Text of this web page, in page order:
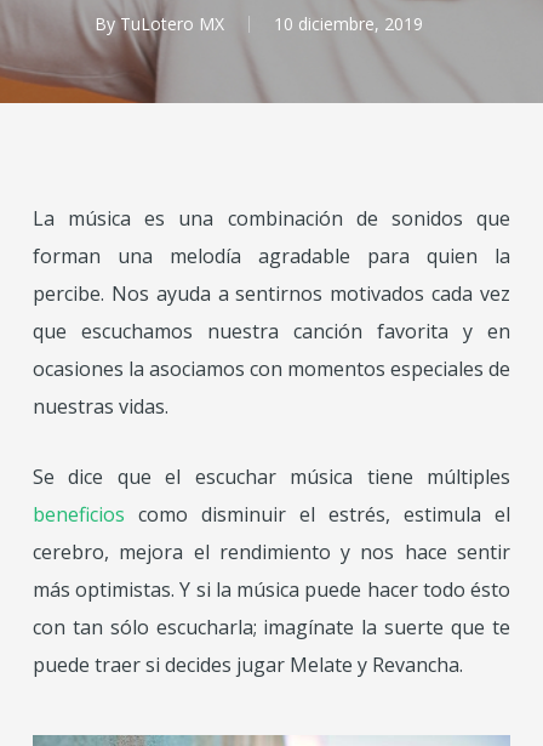
By TuLotero MX 10 diciembre, 2019
La música es una combinación de sonidos que
forman una melodía agradable para quien la
percibe. Nos ayuda a sentirnos motivados cada vez
que escuchamos nuestra canción favorita y en
ocasiones la asociamos con momentos especiales de
nuestras vidas.
Se dice que el escuchar música tiene múltiples
beneficios como disminuir el estrés, estimula el
cerebro, mejora el rendimiento y nos hace sentir
más optimistas. Y si la música puede hacer todo ésto
con tan sólo escucharla; imagínate la suerte que te
puede traer si decides jugar Melate y Revancha.